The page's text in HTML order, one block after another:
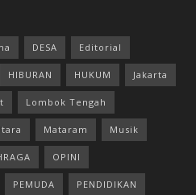
DESA Editorial
HIBURAN HUKUM Jakarta
Lombok Tengah
Mataram Musik
OPINI
PEMUDA PENDIDIKAN